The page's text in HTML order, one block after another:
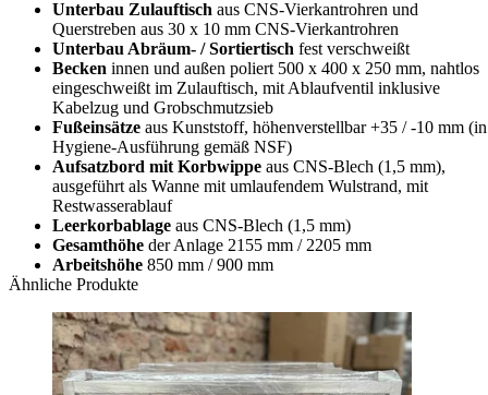
Unterbau Zulauftisch aus CNS-Vierkantrohren und
Querstreben aus 30 x 10 mm CNS-Vierkantrohren
Unterbau Abräum- / Sortiertisch fest verschweißt
Becken innen und außen poliert 500 x 400 x 250 mm, nahtlos
eingeschweißt im Zulauftisch, mit Ablaufventil inklusive
Kabelzug und Grobschmutzsieb
Fußeinsätze aus Kunststoff, höhenverstellbar +35 / -10 mm (in
Hygiene-Ausführung gemäß NSF)
Aufsatzbord mit Korbwippe aus CNS-Blech (1,5 mm),
ausgeführt als Wanne mit umlaufendem Wulstrand, mit
Restwasserablauf
Leerkorbablage aus CNS-Blech (1,5 mm)
Gesamthöhe der Anlage 2155 mm / 2205 mm
Arbeitshöhe 850 mm / 900 mm
Ähnliche Produkte